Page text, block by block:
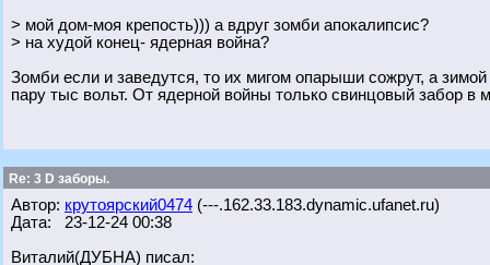
> мой дом-моя крепость))) а вдруг зомби апокалипсис?
> на худой конец- ядерная война?
Зомби если и заведутся, то их мигом опарыши сожрут, а
пару тыс вольт. От ядерной войны только свинцовый забор в
Re: 3 D заборы.
Автор: крутоярский0474 (---.162.33.183.dynamic.ufanet.ru)
Дата: 23-12-24 00:38
Виталий(ДУБНА) писал: